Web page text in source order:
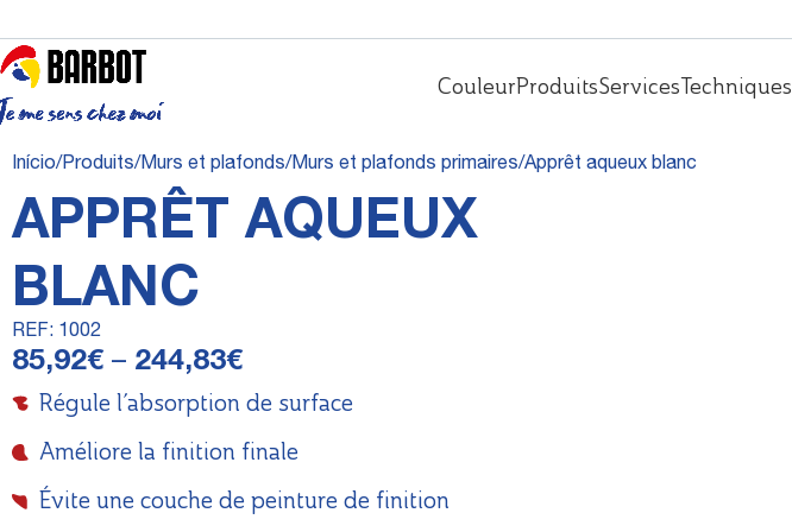
CouleurProduitsServicesTechniques
Início Produits Murs et plafonds Murs et plafonds primaires Apprêt aqueux blanc
APPRÊT AQUEUX
BLANC
REF: 1002
85,92€ – 244,83€
Régule l’absorption de surface
Améliore la finition finale
Évite une couche de peinture de finition